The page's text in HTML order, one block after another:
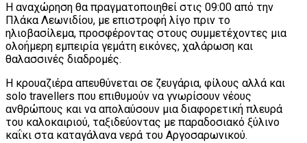
Η αναχώρηση θα πραγματοποιηθεί στις 09:00 από την
Πλάκα Λεωνιδίου, με επιστροφή λίγο πριν το
ηλιοβασίλεμα, προσφέροντας στους συμμετέχοντες μια
ολοήμερη εμπειρία γεμάτη εικόνες, χαλάρωση και
θαλασσινές διαδρομές.
Η κρουαζιέρα απευθύνεται σε ζευγάρια, φίλους αλλά και
solo travellers που επιθυμούν να γνωρίσουν νέους
ανθρώπους και να απολαύσουν μια διαφορετική πλευρά
του καλοκαιριού, ταξιδεύοντας με παραδοσιακό ξύλινο
καΐκι στα καταγάλανα νερά του Αργοσαρωνικού.